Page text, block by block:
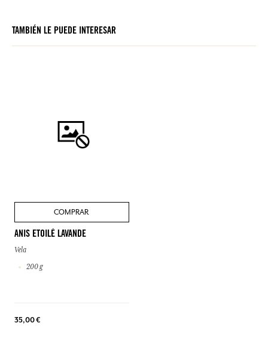
TAMBIÉN LE PUEDE INTERESAR
COMPRAR
ANIS ETOILÉ LAVANDE
Vela
200 g
35,00 €